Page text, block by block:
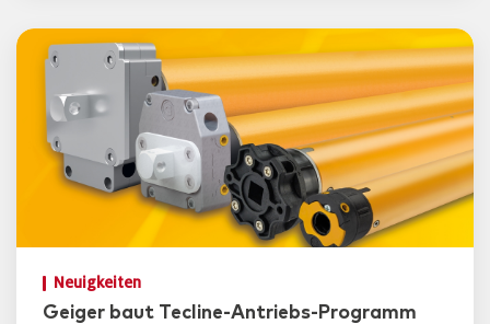
Neuigkeiten
Geiger baut Tecline-Antriebs-Programm